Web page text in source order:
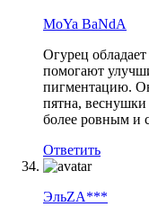
MoYa BaNdA
Огурец
помогают
пигментацию.
пятна, веснушки
более ровным и
Ответить
ЭльZA***